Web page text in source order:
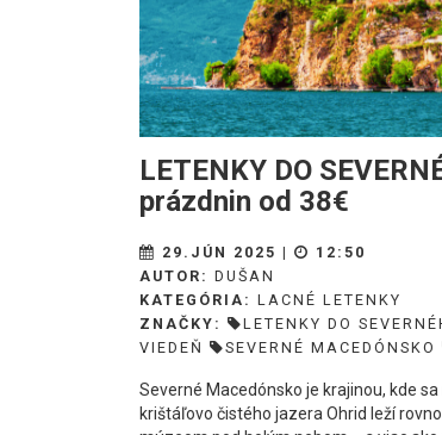
LETENKY DO
prázdnin od 38€
29.JÚN 2025 |
12:50
AUTOR: DUŠAN
KATEGÓRIA: LACNÉ LETENKY
ZNAČKY:
LETENKY DO
VIEDEŇ
SEVERNÉ MACEDÓNSKO
Severné Macedónsko je krajinou, kde
krištáľovo čistého jazera Ohrid leží